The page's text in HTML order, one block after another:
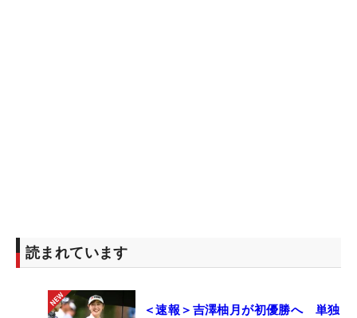
読まれています
＜速報＞吉澤柚月が初優勝へ 単独